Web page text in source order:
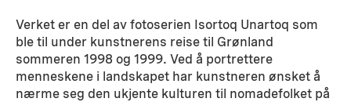
Verket er en del av fotoserien Isortoq Unartoq som
ble til under kunstnerens reise til Grønland
sommeren 1998 og 1999. Ved å portrettere
menneskene i landskapet har kunstneren ønsket å
nærme seg den ukjente kulturen til nomadefolket på